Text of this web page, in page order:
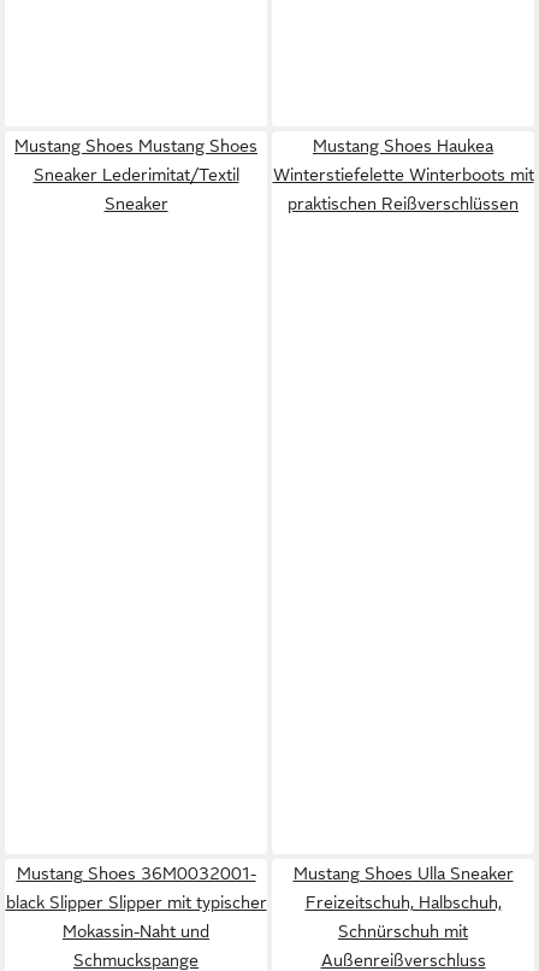
Mustang Shoes Mustang Shoes
Sneaker Lederimitat/Textil
Sneaker
Mustang Shoes Haukea
Winterstiefelette Winterboots mit
praktischen Reißverschlüssen
Mustang Shoes 36M0032001-
black Slipper Slipper mit typischer
Mokassin-Naht und
Schmuckspange
Mustang Shoes Ulla Sneaker
Freizeitschuh, Halbschuh,
Schnürschuh mit
Außenreißverschluss